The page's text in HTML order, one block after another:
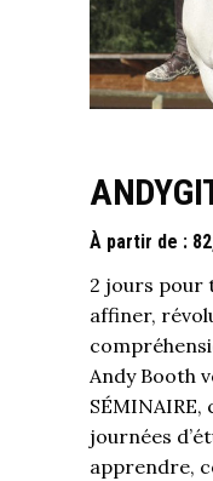
À partir de :
2 jours pour
affiner,
Andy Booth
SÉMINAIRE,
journées
apprendre,